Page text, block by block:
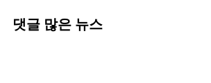
댓글 많은 뉴스